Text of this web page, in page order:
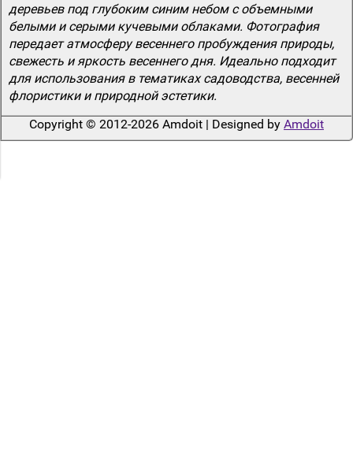
деревьев под глубоким синим небом с объемными
белыми и серыми кучевыми облаками. Фотография
передает атмосферу весеннего пробуждения природы,
свежесть и яркость весеннего дня. Идеально подходит
для использования в тематиках садоводства, весенней
флористики и природной эстетики.
Copyright © 2012-2026 Amdoit | Designed by Amdoit